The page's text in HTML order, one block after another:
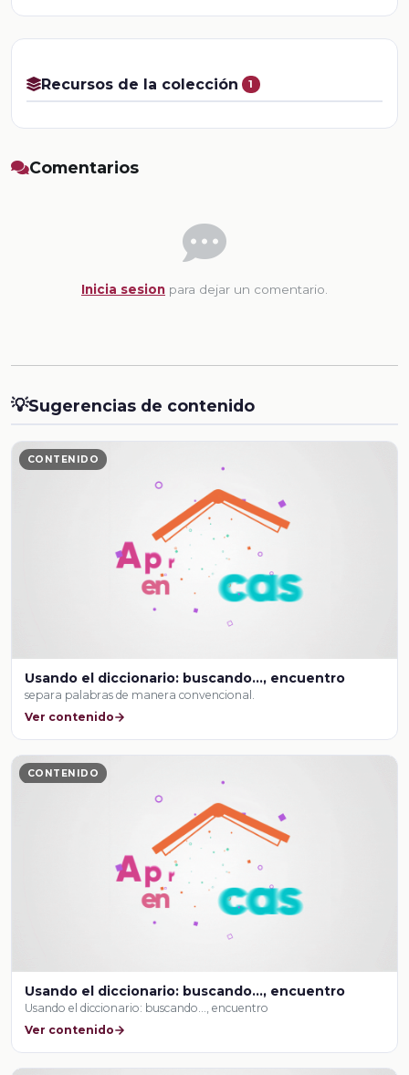
Recursos de la colección 1
Comentarios
Inicia sesion para dejar un comentario.
💡Sugerencias de contenido
CONTENIDO
Usando el diccionario: buscando..., encuentro
separa palabras de manera convencional.
Ver contenido
CONTENIDO
Usando el diccionario: buscando..., encuentro
Usando el diccionario: buscando..., encuentro
Ver contenido